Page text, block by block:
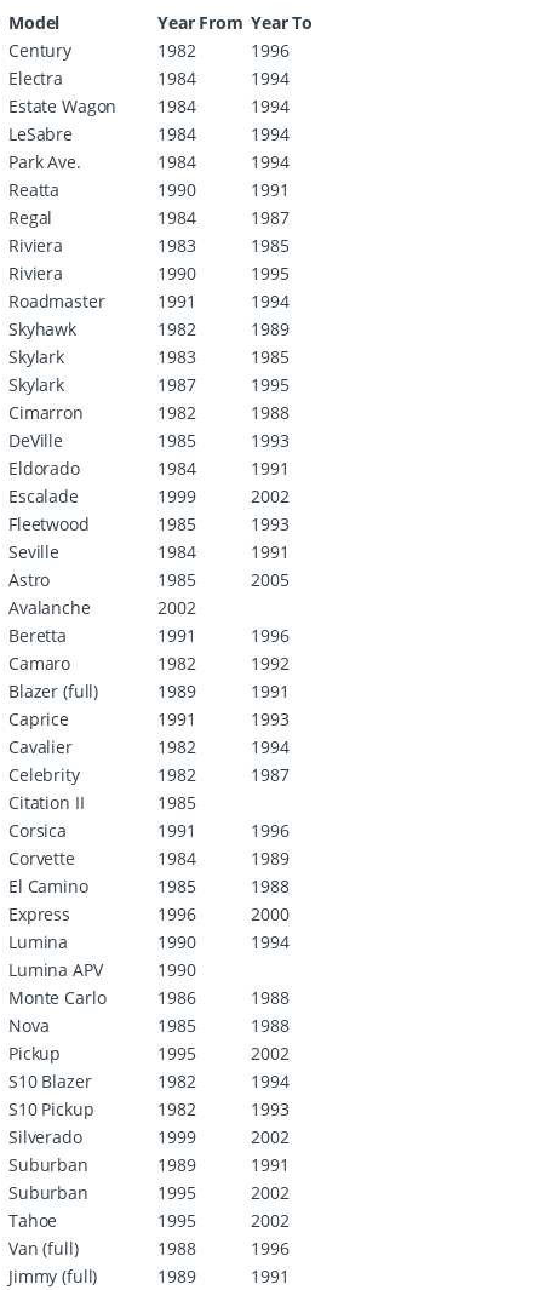
Model Year From Year To
Century 1982
1996
Electra 1984
1994
Estate Wagon 1984
1994
LeSabre 1984
1994
Park Ave. 1984
1994
Reatta 1990
1991
Regal 1984
1987
Riviera 1983
1985
Riviera 1990
1995
Roadmaster 1991
1994
Skyhawk 1982
1989
Skylark 1983
1985
Skylark 1987
1995
Cimarron 1982
1988
DeVille 1985
1993
Eldorado 1984
1991
Escalade 1999
2002
Fleetwood 1985
1993
Seville 1984
1991
Astro 1985
2005
Avalanche
2002
Beretta 1991
1996
Camaro 1982
1992
Blazer (full) 1989
1991
Caprice 1991
1993
Cavalier 1982
1994
Celebrity 1982
1987
Citation II
1985
Corsica 1991
1996
Corvette 1984
1989
El Camino 1985
1988
Express 1996
2000
Lumina 1990
1994
Lumina APV
1990
Monte Carlo 1986
1988
Nova 1985
1988
Pickup 1995
2002
S10 Blazer 1982
1994
S10 Pickup 1982
1993
Silverado 1999
2002
Suburban 1989
1991
Suburban 1995
2002
Tahoe 1995
2002
Van (full) 1988
1996
Jimmy (full) 1989
1991